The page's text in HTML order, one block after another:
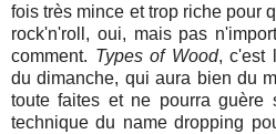
fois très mince et trop riche pour
rock'n'roll, oui, mais pas
comment. Types of Wood, c'est
du dimanche, qui aura bien du
toute faites et ne pourra guère
technique du name dropping